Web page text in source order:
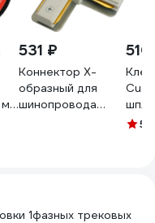
531 ₽
Коннектор Х-
образный для
шинопровода
М65
1фазных трековых